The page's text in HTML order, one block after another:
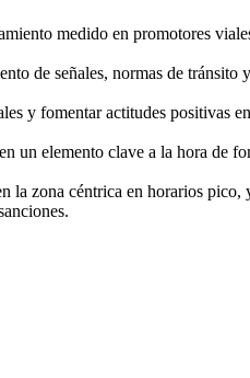
medido en promotores
de señales, normas de
y fomentar actitudes positivas
un elemento clave a la hora de
zona céntrica en horarios pico,